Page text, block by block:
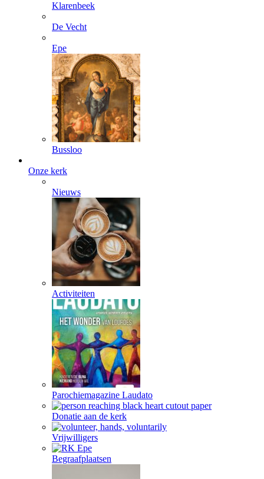
Klarenbeek
De Vecht
Epe
Bussloo
Onze kerk
Nieuws
Activiteiten
Parochiemagazine Laudato
Donatie aan de kerk
Vrijwilligers
Begraafplaatsen